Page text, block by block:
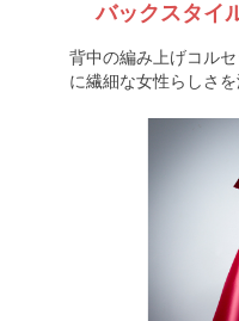
バックスタイ
背中の編み上げコル
に繊細な女性らしさを